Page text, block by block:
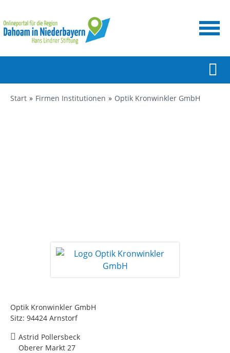
Start Firmen Institutionen Optik Kronwinkler GmbH
Optik Kronwinkler GmbH
Sitz: 94424 Arnstorf
Astrid Pollersbeck
Oberer Markt 27